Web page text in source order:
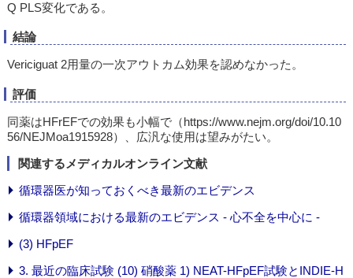
Q PLS変化である。
結論
Vericiguat 2用量の一次アウトカム効果を認めなかった。
評価
同薬はHFrEFでの効果も小幅で（https://www.nejm.org/doi/10.10
56/NEJMoa1915928）、広汎な使用は望みがたい。
関連するメディカルオンライン文献
循環器医が知っておくべき最新のエビデンス
循環器領域における最新のエビデンス - 心不全を中心に -
(3) HFpEF
3. 最近の臨床試験 (10) 硝酸薬 1) NEAT-HFpEF試験とINDIE-H